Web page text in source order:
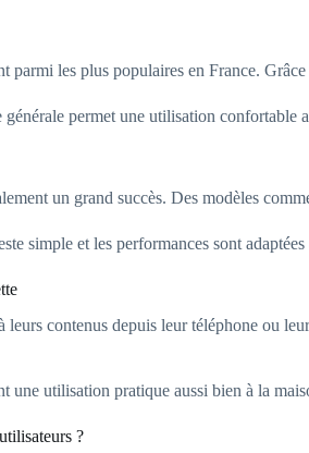
parmi les plus populaires en France.
générale permet une utilisation confortable
un grand succès. Des modèles
simple et les performances sont
leurs contenus depuis leur téléphone ou
une utilisation pratique aussi bien à la
?